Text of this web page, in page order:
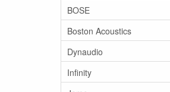
BOSE
Boston Acoustics
Dynaudio
Infinity